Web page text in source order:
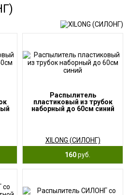
Распылитель
пластиковый из трубок
наборный до 60см синий
XILONG (СИЛОНГ)
160руб.